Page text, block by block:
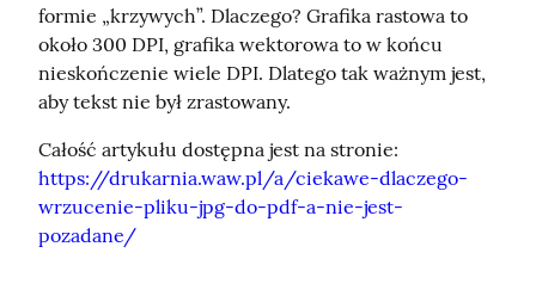
formie „krzywych”. Dlaczego? Grafika rastowa to
około 300 DPI, grafika wektorowa to w końcu
nieskończenie wiele DPI. Dlatego tak ważnym jest,
aby tekst nie był zrastowany.
https://drukarnia.waw.pl/a/ciekawe-dlaczego-
wrzucenie-pliku-jpg-do-pdf-a-nie-jest-
pozadane/